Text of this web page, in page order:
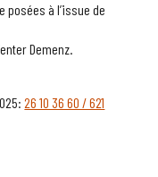
à l’issue de
Demenz.
26 10 36 60 / 621